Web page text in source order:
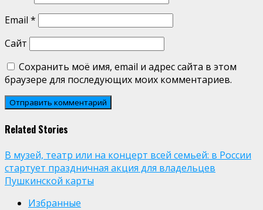
Email *
Сайт
Сохранить моё имя, email и адрес сайта в этом
браузере для последующих моих комментариев.
Related Stories
В музей, театр или на концерт всей семьей: в России
стартует праздничная акция для владельцев
Пушкинской карты
Избранные